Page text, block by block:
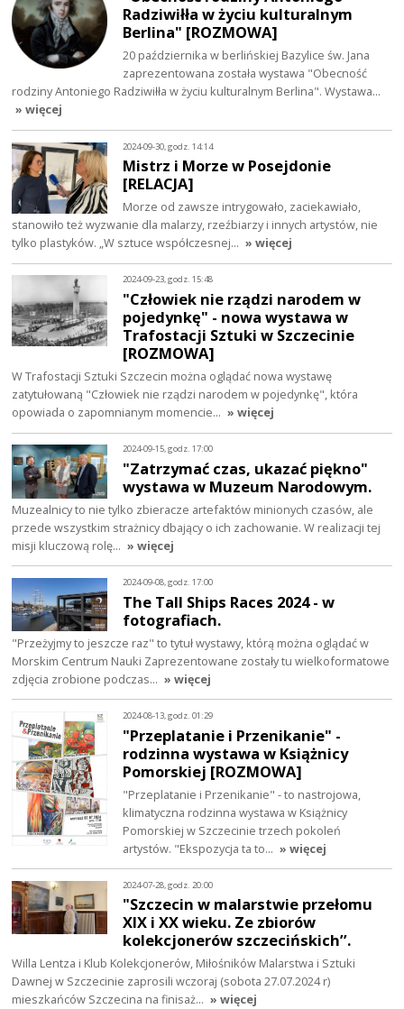
Radziwiłła w życiu kulturalnym
Berlina" [ROZMOWA]
20 października w berlińskiej Bazylice św. Jana
zaprezentowana została wystawa "Obecność
rodziny Antoniego Radziwiłła w życiu kulturalnym Berlina". Wystawa…
» więcej
2024-09-30, godz. 14:14
Mistrz i Morze w Posejdonie
[RELACJA]
Morze od zawsze intrygowało, zaciekawiało,
stanowiło też wyzwanie dla malarzy, rzeźbiarzy i innych artystów, nie
tylko plastyków. „W sztuce współczesnej… » więcej
2024-09-23, godz. 15:48
"Człowiek nie rządzi narodem w
pojedynkę" - nowa wystawa w
Trafostacji Sztuki w Szczecinie
[ROZMOWA]
W Trafostacji Sztuki Szczecin można oglądać nowa wystawę
zatytułowaną "Człowiek nie rządzi narodem w pojedynkę", która
opowiada o zapomnianym momencie… » więcej
2024-09-15, godz. 17:00
"Zatrzymać czas, ukazać piękno"
wystawa w Muzeum Narodowym.
Muzealnicy to nie tylko zbieracze artefaktów minionych czasów, ale
przede wszystkim strażnicy dbający o ich zachowanie. W realizacji tej
misji kluczową rolę… » więcej
2024-09-08, godz. 17:00
The Tall Ships Races 2024 - w
fotografiach.
"Przeżyjmy to jeszcze raz" to tytuł wystawy, którą można oglądać w
Morskim Centrum Nauki Zaprezentowane zostały tu wielkoformatowe
zdjęcia zrobione podczas… » więcej
2024-08-13, godz. 01:29
"Przeplatanie i Przenikanie" -
rodzinna wystawa w Książnicy
Pomorskiej [ROZMOWA]
"Przeplatanie i Przenikanie" - to nastrojowa,
klimatyczna rodzinna wystawa w Książnicy
Pomorskiej w Szczecinie trzech pokoleń
artystów. "Ekspozycja ta to… » więcej
2024-07-28, godz. 20:00
"Szczecin w malarstwie przełomu
XIX i XX wieku. Ze zbiorów
kolekcjonerów szczecińskich’’.
Willa Lentza i Klub Kolekcjonerów, Miłośników Malarstwa i Sztuki
Dawnej w Szczecinie zaprosili wczoraj (sobota 27.07.2024 r)
mieszkańców Szczecina na finisaż… » więcej